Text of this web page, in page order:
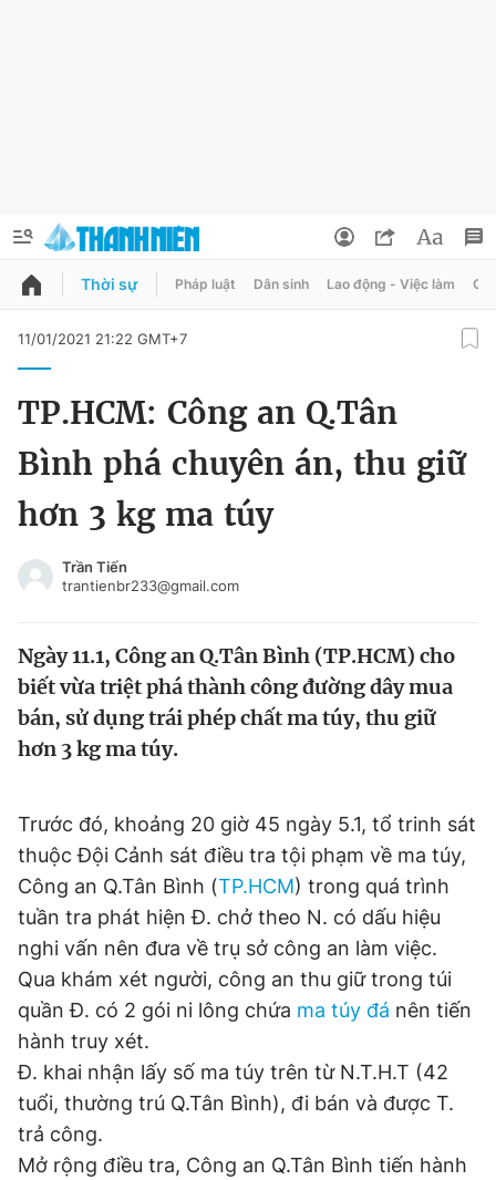
QUẢNG CÁO
Chào ngày mới Tin 24h
Video Magazine
Sản phẩm khác
Thông tin tòa soạn Liên hệ quảng cáo
Đọc Thanh Niên trên điện thoại
Theo dõi báo trên
Đổi mật khẩu
Tin đã lưu
Tin đã xem
Đăng xuất
Thời sự Pháp luật Dân sinh Lao động - Việc làm
11/01/2021 21:22 GMT+7
TP.HCM: Công an Q.Tân
Bình phá chuyên án, thu giữ
hơn 3 kg ma túy
Trần Tiến
trantienbr233@gmail.com
Ngày 11.1, Công an Q.Tân Bình (TP.HCM) cho
biết vừa triệt phá thành công đường dây mua
bán, sử dụng trái phép chất ma túy, thu giữ
hơn 3 kg ma túy.
Trước đó, khoảng 20 giờ 45 ngày 5.1, tổ trinh sát
thuộc Đội Cảnh sát điều tra tội phạm về ma túy,
Công an Q.Tân Bình (TP.HCM) trong quá trình
tuần tra phát hiện Đ. chở theo N. có dấu hiệu
nghi vấn nên đưa về trụ sở công an làm việc.
Qua khám xét người, công an thu giữ trong túi
quần Đ. có 2 gói ni lông chứa ma túy đá nên tiến
hành truy xét.
Đ. khai nhận lấy số ma túy trên từ N.T.H.T (42
tuổi, thường trú Q.Tân Bình), đi bán và được T.
trả công.
Mở rộng điều tra, Công an Q.Tân Bình tiến hành